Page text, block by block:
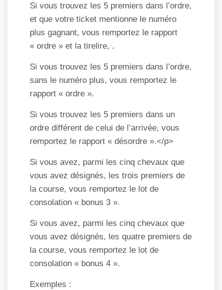
Si vous trouvez les 5 premiers dans l’ordre,
et que votre ticket mentionne le numéro
plus gagnant, vous remportez le rapport
« ordre » et la tirelire, .
Si vous trouvez les 5 premiers dans l’ordre,
sans le numéro plus, vous remportez le
rapport « ordre ».
Si vous trouvez les 5 premiers dans un
ordre différent de celui de l’arrivée, vous
remportez le rapport « désordre ».</p>
Si vous avez, parmi les cinq chevaux que
vous avez désignés, les trois premiers de
la course, vous remportez le lot de
consolation « bonus 3 ».
Si vous avez, parmi les cinq chevaux que
vous avez désignés, les quatre premiers de
la course, vous remportez le lot de
consolation « bonus 4 ».
Exemples :